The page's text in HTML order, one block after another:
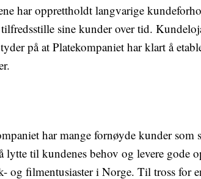
har opprettholdt langvarige
sine kunder over tid.
på at Platekompaniet har klart å
har mange fornøyde kunder
til kundenes behov og levere gode
og filmentusiaster i Norge. Til tross for